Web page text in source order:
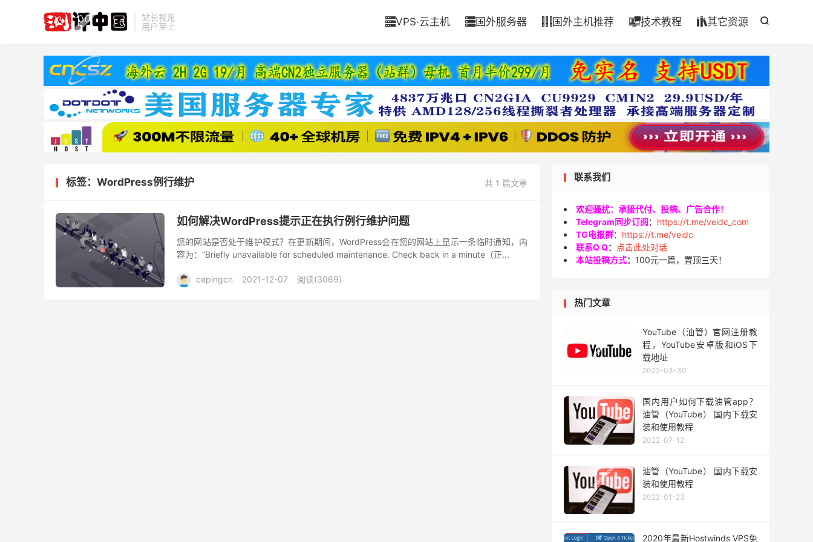
站长视角
用户至上

VPS·云主机 国外服务器  国外主机推荐 技术教程 其它资源
共 1 篇文章
标签：WordPress例行维护
如何解决WordPress提示正在执行例行维护问题
您的网站是否处于维护模式？在更新期间，WordPress会在您的网站上显示一条临时通知，内
容为：“Briefly unavailable for scheduled maintenance. Check back in a minute（正...
cepingcn 2021-12-07 阅读(3069)
联系我们
欢迎骚扰：承接代付、投稿、广告合作！
Telegram同步订阅： https://t.me/veidc_com
TG电报群： https://t.me/veidc
联系Q Q：
点击此处对话
本站投稿方式： 100元一篇，置顶三天！
热门文章
YouTube（油管）官网注册教
程，YouTube安卓版和iOS下
载地址
2022-03-30
国内用户如何下载油管app？
油管（YouTube） 国内下载安
装和使用教程
2022-07-12
油管（YouTube） 国内下载安
装和使用教程
2022-01-23
2020年最新Hostwinds VPS免